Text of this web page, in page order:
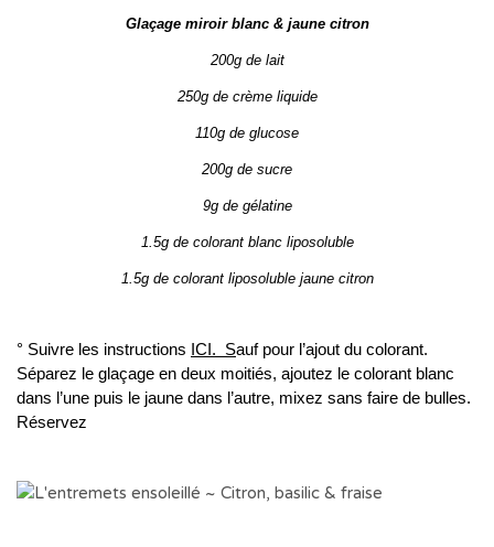
Glaçage miroir blanc & jaune citron
200g de lait
250g de crème liquide
110g de glucose
200g de sucre
9g de gélatine
1.5g de colorant blanc liposoluble
1.5g de colorant liposoluble jaune citron
° Suivre les instructions ICI. Sauf pour l’ajout du colorant.
Séparez le glaçage en deux moitiés, ajoutez le colorant blanc
dans l’une puis le jaune dans l’autre, mixez sans faire de bulles.
Réservez